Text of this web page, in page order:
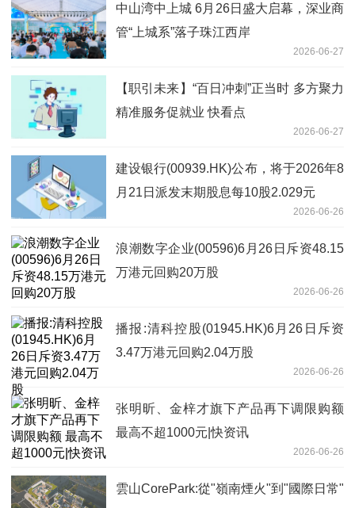
中山湾中上城 6月26日盛大启幕，深业商
管“上城系”落子珠江西岸
2026-06-27
【职引未来】“百日冲刺”正当时 多方聚力
精准服务促就业 快看点
2026-06-27
建设银行(00939.HK)公布，将于2026年8
月21日派发末期股息每10股2.029元
2026-06-26
浪潮数字企业(00596)6月26日斥资48.15
万港元回购20万股
2026-06-26
播报:清科控股(01945.HK)6月26日斥资
3.47万港元回购2.04万股
2026-06-26
张明昕、金梓才旗下产品再下调限购额
最高不超1000元|快资讯
2026-06-26
雲山CorePark:從"嶺南煙火"到"國際日常"